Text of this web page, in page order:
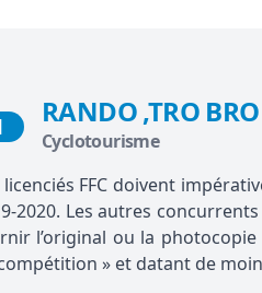
RANDO ,TRO
Cyclotourisme
licenciés FFC doivent
2020. Les autres concurrents
l’original ou la
» et datant de